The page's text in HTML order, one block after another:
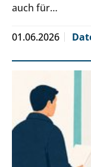
auch für…
01.06.2026